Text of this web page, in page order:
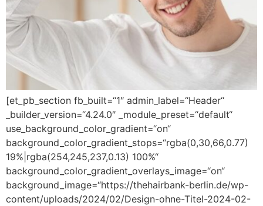
[et_pb_section fb_built=“1″ admin_label=“Header“
_builder_version=“4.24.0″ _module_preset=“default“
use_background_color_gradient=“on“
background_color_gradient_stops=“rgba(0,30,66,0.77)
19%|rgba(254,245,237,0.13) 100%“
background_color_gradient_overlays_image=“on“
background_image=“https://thehairbank-berlin.de/wp-
content/uploads/2024/02/Design-ohne-Titel-2024-02-